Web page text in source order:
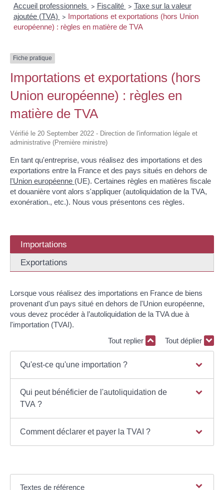
Accueil professionnels > Fiscalité > Taxe sur la valeur
ajoutée (TVA)
> Importations et exportations (hors Union
européenne) : règles en matière de TVA
Fiche pratique
Importations et exportations (hors
Union européenne) : règles en
matière de TVA
Vérifié le 20 September 2022 - Direction de l'information légale et
administrative (Première ministre)
En tant qu'entreprise, vous réalisez des importations et des
exportations entre la France et des pays situés en dehors de
l'Union européenne (UE). Certaines règles en matières fiscale
et douanière vont alors s'appliquer (autoliquidation de la TVA,
exonération., etc.). Nous vous présentons ces règles.
Importations
Exportations
Lorsque vous réalisez des importations en France de biens
provenant d'un pays situé en dehors de l'Union européenne,
vous devez procéder à l’autoliquidation de la TVA due à
l'importation (TVAI).
Tout replier
Tout déplier
Qu'est-ce qu'une importation ?
Qui peut bénéficier de l'autoliquidation de
TVA ?
Comment déclarer et payer la TVAI ?
Textes de référence